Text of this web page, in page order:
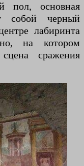
пол, основная
собой черный
лабиринта
на котором
сражения